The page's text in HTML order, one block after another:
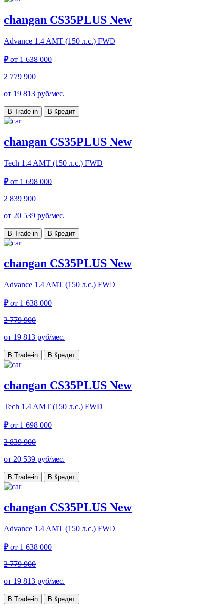
changan CS35PLUS New
Advance 1.4 AMT (150 л.с.) FWD
₽от 1 638 000
2 779 900
от 19 813 руб/мес.
В Trade-in В Кредит
changan CS35PLUS New
Tech 1.4 AMT (150 л.с.) FWD
₽от 1 698 000
2 839 900
от 20 539 руб/мес.
В Trade-in В Кредит
changan CS35PLUS New
Advance 1.4 AMT (150 л.с.) FWD
₽от 1 638 000
2 779 900
от 19 813 руб/мес.
В Trade-in В Кредит
changan CS35PLUS New
Tech 1.4 AMT (150 л.с.) FWD
₽от 1 698 000
2 839 900
от 20 539 руб/мес.
В Trade-in В Кредит
changan CS35PLUS New
Advance 1.4 AMT (150 л.с.) FWD
₽от 1 638 000
2 779 900
от 19 813 руб/мес.
В Trade-in В Кредит